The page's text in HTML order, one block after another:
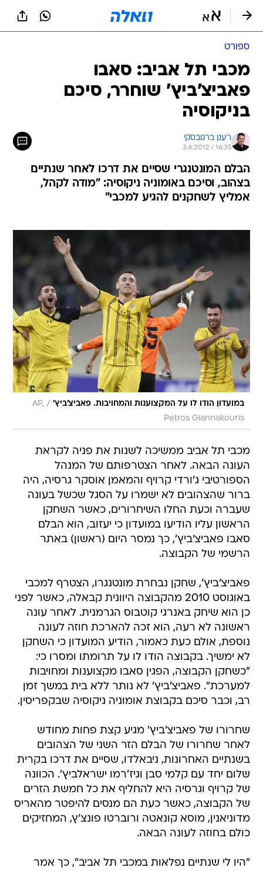
ספורט
מכבי תל אביב: סאבו
פאביצ'ביץ' שוחרר, סיכם
בניקוסיה
רענן ברנובסקי
3.6.2012 / 16:35
הבלם המונטנגרי שסיים את דרכו לאחר שנתיים
בצהוב, וסיכם באומוניה ניקוסיה: "מודה לקהל,
אמליץ לשחקנים להגיע למכבי"
במועדון הודו לו על המקצוענות והמחויבות. פאביצ'ביץ' /
AP,
Petros Giannakouris
מכבי תל אביב ממשיכה לשנות את פניה לקראת
העונה הבאה. לאחר הצטרפותם של המנהל
הספורטיבי ג'ורדי קרויף והמאמן אוסקר גרסיה, היה
ברור שהצהובים לא ישמרו על הסגל שכשל בעונה
שעברה וכעת החלו השיחרורים, כאשר השחקן
הראשון עליו הודיעו במועדון כי יעזוב, הוא הבלם
סאבו פאביצ'ביץ', כך נמסר היום (ראשון) באתר
הרשמי של הקבוצה.
פאביצ'ביץ', שחקן נבחרת מונטנגרו, הצטרף למכבי
באוגוסט 2010 מהקבוצה היוונית קבאלה, כאשר לפני
כן הוא שיחק באנרגי קוטבוס הגרמנית. לאחר עונה
ראשונה לא רעה, הוא זכה להארכת חוזה לעונה
נוספת, אולם כעת כאמור, הודיע המועדון כי השחקן
לא ימשיך. בקבוצה הודו לו על תרומתו ומסרו כי:
"כשחקן הקבוצה, הפגין סאבו מקצוענות ומחויבות
למערכת". פאביצ'ביץ' לא נותר ללא בית במשך זמן
רב, וכבר סיכם בקבוצת אומוניה ניקוסיה שבקפריסין.
שחרורו של פאביצ'ביץ' מגיע קצת פחות מחודש
לאחר שחרורו של הבלם הזר השני של הצהובים
בשנתיים האחרונות, ניבאלדו, שסיים את דרכו בקרית
שלום יחד עם קלמי סבן וגיז'רמו ישראלביץ'. הכוונה
של קרויף וגרסיה היא להחליף את כל חמשת הזרים
של הקבוצה, כאשר כעת הם מנסים להיפטר מהאריס
מדוניאנין, מוסא קונאטה ורוברטו פונצ'ץ, המחזיקים
כולם בחוזה לעונה הבאה.
"היו לי שנתיים נפלאות במכבי תל אביב", כך אמר